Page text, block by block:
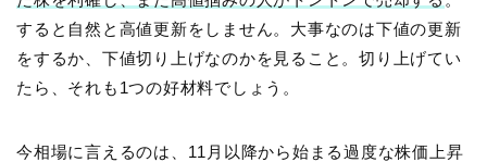
すると自然と高値更新をしません。大事なのは下値の更新
をするか、下値切り上げなのかを見ること。切り上げてい
たら、それも1つの好材料でしょう。
今相場に言えるのは、11月以降から始まる過度な株価上昇